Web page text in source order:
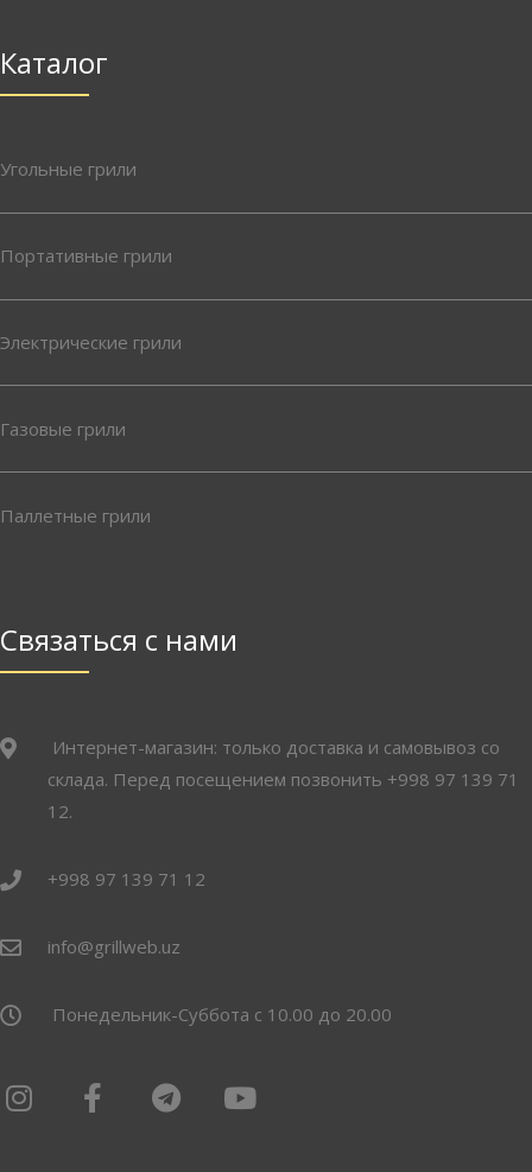
Каталог
Угольные грили
Портативные грили
Электрические грили
Газовые грили
Паллетные грили
Связаться с нами
Интернет-магазин: только доставка и самовывоз со
склада. Перед посещением позвонить +998 97 139 71
12.
+998 97 139 71 12
info@grillweb.uz
Понедельник-Суббота с 10.00 до 20.00